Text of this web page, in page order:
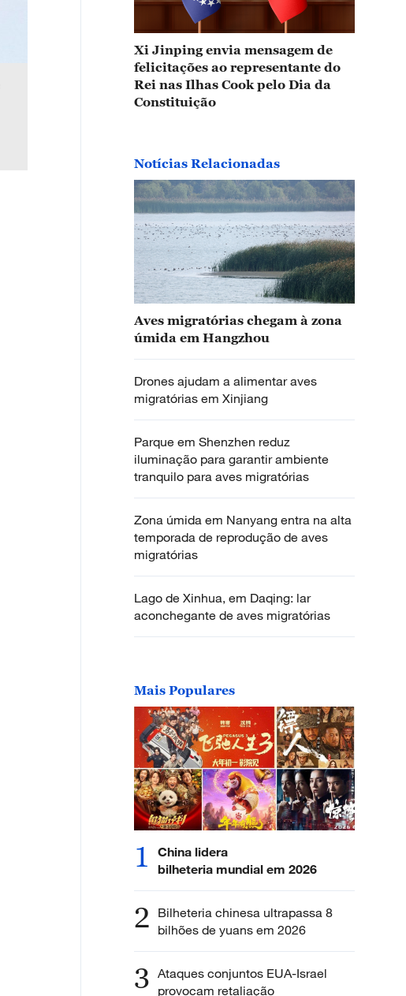
Recentemente, um grande grupo de aves migratórias
Zonas Úmidas de Jiangsu, província localizada no leste
descansam em um ambiente seguro e protegido,
humano e a natureza. (VCG)
Xi Jinping envia mensagem de
felicitações ao representante do
Rei nas Ilhas Cook pelo Dia da
Constituição
Notícias Relacionadas
Aves migratórias chegam à zona
úmida em Hangzhou
Drones ajudam a alimentar aves
migratórias em Xinjiang
Parque em Shenzhen reduz
iluminação para garantir ambiente
tranquilo para aves migratórias
Zona úmida em Nanyang entra na alta
temporada de reprodução de aves
migratórias
Lago de Xinhua, em Daqing: lar
aconchegante de aves migratórias
Mais Populares
1
China lidera
bilheteria mundial em 2026
2 Bilheteria chinesa ultrapassa 8
bilhões de yuans em 2026
3 Ataques conjuntos EUA-Israel
provocam retaliação